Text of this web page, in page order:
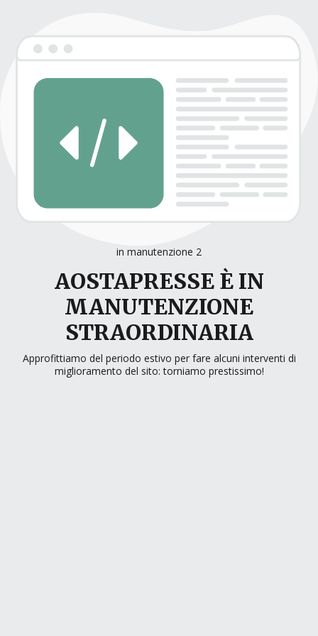
in manutenzione 2
AOSTAPRESSE È IN
MANUTENZIONE
STRAORDINARIA
Approfittiamo del periodo estivo per fare alcuni interventi di
miglioramento del sito: torniamo prestissimo!